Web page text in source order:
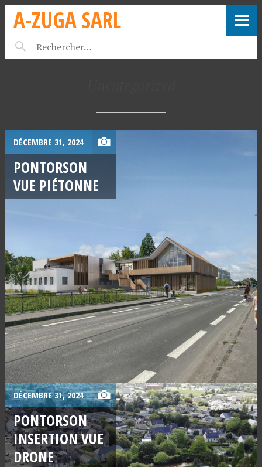
A-ZUGA SARL
DÉCEMBRE 31, 2024
PONTORSON
VUE PIÉTONNE
DÉCEMBRE 31, 2024
PONTORSON
INSERTION VUE
DRONE